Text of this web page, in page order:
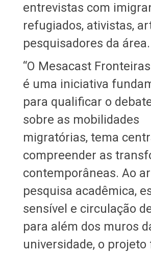
entrevistas com
refugiados, ativistas,
pesquisadores da área.
“O Mesacast
é uma iniciativa
para qualificar o
sobre as mobilidades
migratórias, tema
compreender as
contemporâneas. Ao
pesquisa acadêmica,
sensível e circulação
para além dos muros
universidade, o